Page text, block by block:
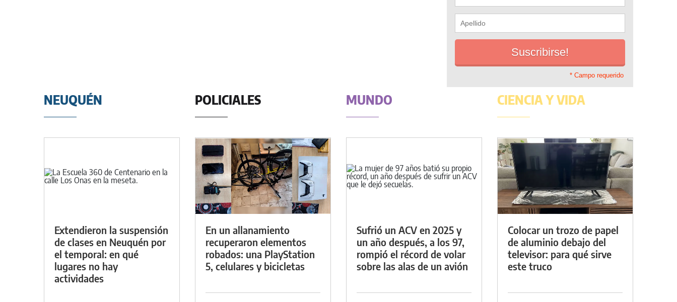
* Campo requerido
NEUQUÉN
Extendieron la suspensión
de clases en Neuquén por
el temporal: en qué
lugares no hay
actividades
POLICIALES
En un allanamiento
recuperaron elementos
robados: una PlayStation
5, celulares y bicicletas
MUNDO
Sufrió un ACV en 2025 y
un año después, a los 97,
rompió el récord de volar
sobre las alas de un avión
CIENCIA Y VIDA
Colocar un trozo de papel
de aluminio debajo del
televisor: para qué sirve
este truco